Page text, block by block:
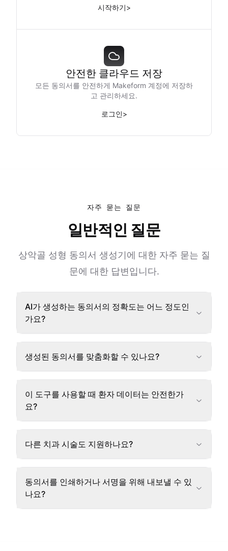
시작하기>
안전한 클라우드 저장
모든 동의서를 안전하게 Makeform 계정에 저장하
고 관리하세요.
로그인>
자주 묻는 질문
일반적인 질문
상악골 성형 동의서 생성기에 대한 자주 묻는 질
문에 대한 답변입니다.
AI가 생성하는 동의서의 정확도는 어느 정도인
가요?
생성된 동의서를 맞춤화할 수 있나요?
이 도구를 사용할 때 환자 데이터는 안전한가
요?
다른 치과 시술도 지원하나요?
동의서를 인쇄하거나 서명을 위해 내보낼 수 있
나요?